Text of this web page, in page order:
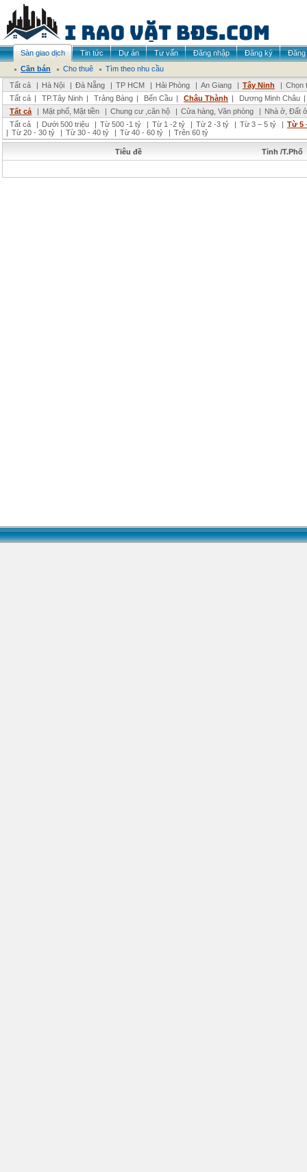
Sàn giao dịch Tin tức Dự án Tư vấn Đăng nhập Đăng ký
Đăng
Cần bán
Cho thuê
Tìm theo nhu cầu
Tất cả
| Hà Nội | Đà Nẵng | TP HCM | Hải Phòng | An Giang | Tây Ninh | Chọn
Tất cả | TP.Tây Ninh | Trảng Bàng | Bến Cầu | Châu Thành | Dương Minh Châu |
Tất cả
| Mặt phố, Mặt tiền | Chung cư ,căn hộ | Cửa hàng, Văn phòng | Nhà ở, Đất ở
Tất cả
| Dưới 500 triệu | Từ 500 -1 tỷ | Từ 1 -2 tỷ | Từ 2 -3 tỷ | Từ 3 – 5 tỷ | Từ 5
| Từ 20 - 30 tỷ | Từ 30 - 40 tỷ | Từ 40 - 60 tỷ | Trên 60 tỷ
Tiêu đề Tỉnh /T.Phố